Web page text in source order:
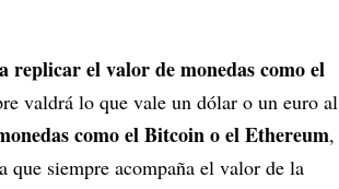
replicar el valor de monedas como el
valdrá lo que vale un dólar o un euro al
como el Bitcoin o el Ethereum,
que siempre acompaña el valor de la